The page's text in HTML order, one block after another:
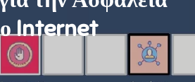
Internet